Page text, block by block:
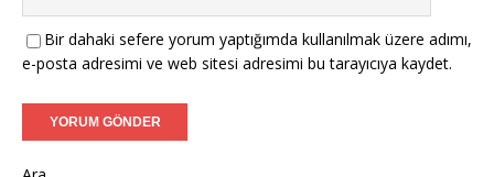
Bir dahaki sefere yorum yaptığımda kullanılmak üzere adımı,
e-posta adresimi ve web sitesi adresimi bu tarayıcıya kaydet.